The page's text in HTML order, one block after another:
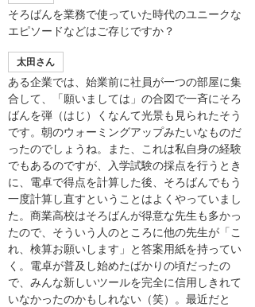
そろばんを業務で使っていた時代のユニークな
エピソードなどはご存じですか？
太田さん
ある企業では、始業前に社員が一つの部屋に集
合して、「願いましては」の合図で一斉にそろ
ばんを弾（はじ）くなんて光景も見られたそう
です。朝のウォーミングアップみたいなものだ
ったのでしょうね。また、これは私自身の経験
でもあるのですが、入学試験の採点を行うとき
に、電卓で得点を計算した後、そろばんでもう
一度計算し直すということはよくやっていまし
た。商業高校はそろばんが得意な先生も多かっ
たので、そういう人のところに他の先生が「こ
れ、検算お願いします」と答案用紙を持ってい
く。電卓が普及し始めたばかりの頃だったの
で、みんな新しいツールを完全に信用しきれて
いなかったのかもしれない（笑）。最近だと